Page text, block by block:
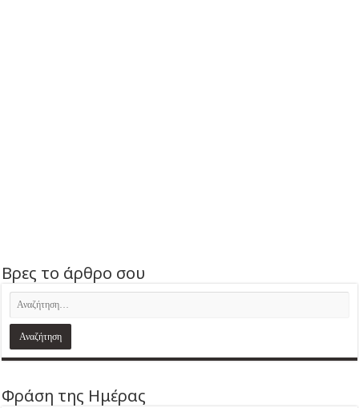
Βρες το άρθρο σου
Φράση της Ημέρας